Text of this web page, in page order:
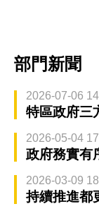
部門新聞
2026-07-06
特區政府三
2026-05-04
政府務實有
2026-03-09
持續推進都